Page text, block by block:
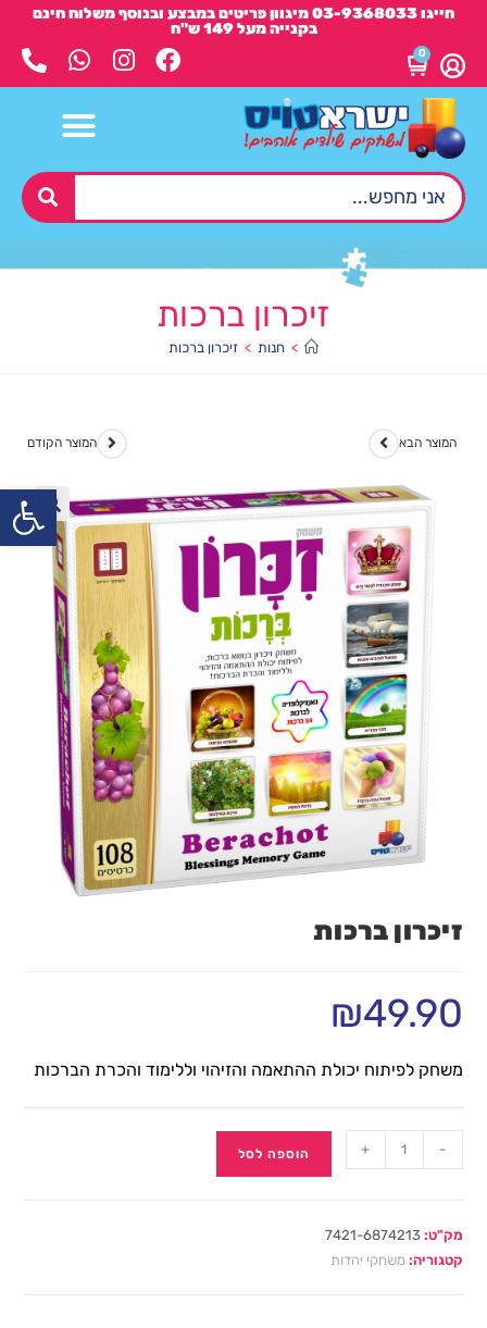
חייגו 03-9368033 מיגוון פריטים במבצע ובנוסף משלוח חינם
בקנייה מעל 149 ש"ח
0
זיכרון ברכות
> חנות > זיכרון ברכות
המוצר הקודם המוצר הבא
זיכרון ברכות
₪49.90
משחק לפיתוח יכולת ההתאמה והזיהוי וללימוד והכרת הברכות
-
+ הוספה לסל
מק"ט:7421-6874213
קטגוריה: משחקי יהדות